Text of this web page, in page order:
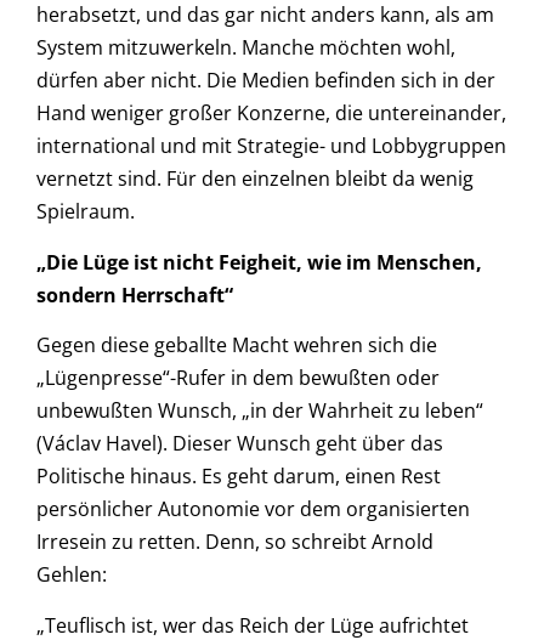
herabsetzt, und das gar nicht anders kann, als am
System mitzuwerkeln. Manche möchten wohl,
dürfen aber nicht. Die Medien befinden sich in der
Hand weniger großer Konzerne, die untereinander,
international und mit Strategie- und Lobbygruppen
vernetzt sind. Für den einzelnen bleibt da wenig
Spielraum.
„Die Lüge ist nicht Feigheit, wie im Menschen,
sondern Herrschaft“
Gegen diese geballte Macht wehren sich die
„Lügenpresse“-Rufer in dem bewußten oder
unbewußten Wunsch, „in der Wahrheit zu leben“
(Václav Havel). Dieser Wunsch geht über das
Politische hinaus. Es geht darum, einen Rest
persönlicher Autonomie vor dem organisierten
Irresein zu retten. Denn, so schreibt Arnold
Gehlen:
„Teuflisch ist, wer das Reich der Lüge aufrichtet